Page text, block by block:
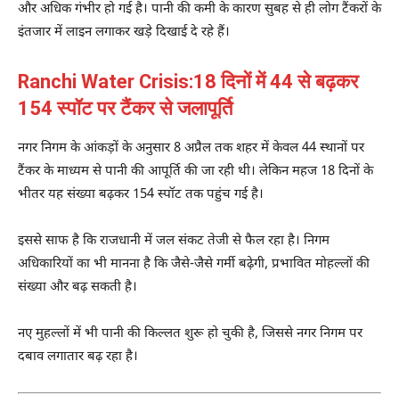
और अधिक गंभीर हो गई है। पानी की कमी के कारण सुबह से ही लोग टैंकरों के
इंतजार में लाइन लगाकर खड़े दिखाई दे रहे हैं।
Ranchi Water Crisis:18 दिनों में 44 से बढ़कर
154 स्पॉट पर टैंकर से जलापूर्ति
नगर निगम के आंकड़ों के अनुसार 8 अप्रैल तक शहर में केवल 44 स्थानों पर
टैंकर के माध्यम से पानी की आपूर्ति की जा रही थी। लेकिन महज 18 दिनों के
भीतर यह संख्या बढ़कर 154 स्पॉट तक पहुंच गई है।
इससे साफ है कि राजधानी में जल संकट तेजी से फैल रहा है। निगम
अधिकारियों का भी मानना है कि जैसे-जैसे गर्मी बढ़ेगी, प्रभावित मोहल्लों की
संख्या और बढ़ सकती है।
नए मुहल्लों में भी पानी की किल्लत शुरू हो चुकी है, जिससे नगर निगम पर
दबाव लगातार बढ़ रहा है।